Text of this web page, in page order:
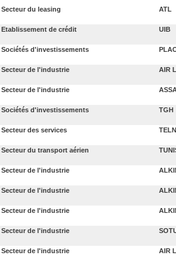
Secteur du leasing ATL
Etablissement de crédit UIB
Sociétés d'investissements
Secteur de l'industrie AIR
Secteur de l'industrie
Sociétés d'investissements TGH
Secteur des services
Secteur du transport aérien
Secteur de l'industrie
Secteur de l'industrie
Secteur de l'industrie
Secteur de l'industrie
Secteur de l'industrie AIR